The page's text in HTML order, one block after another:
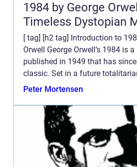
1984 by George
Timeless Dystopian
[ tag] [h2 tag] Introduction to
Orwell George Orwell’s 1984 is
published in 1949 that has
classic. Set in a future
novel paints a chilling picture of
Peter Mortensen